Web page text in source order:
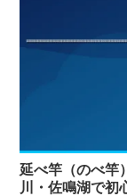
延べ竿（のべ竿
川・佐鳴湖で初